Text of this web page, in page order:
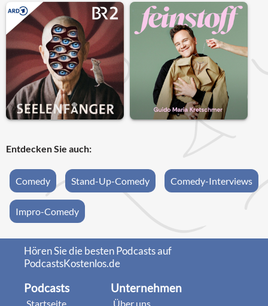
Entdecken Sie auch:
Comedy Stand-Up-Comedy Comedy-Interviews
Impro-Comedy
Hören Sie die besten Podcasts auf
PodcastsKostenlos.de
Podcasts
Startseite
Unternehmen
Über uns